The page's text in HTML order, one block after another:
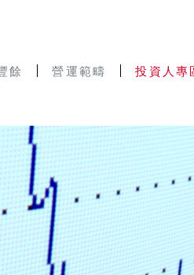
餘 營運範疇 投資人專